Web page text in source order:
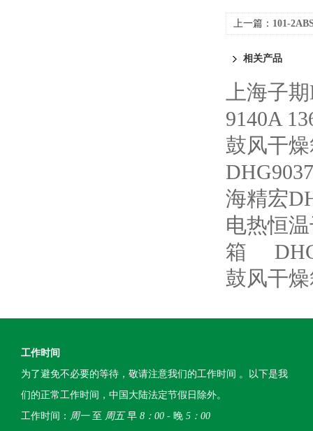
上一篇： 101-
相关产品
上海子
9140A
鼓风干
海精宏
电热恒
箱
鼓风干
工作时间
为了避免不必要的等待，敬请注意我们的工作时间 。以下是我
们的正常工作时间，中国大陆法定节假日除外。
工作时间： 周一至 周五早 8：00 - 晚 5：00